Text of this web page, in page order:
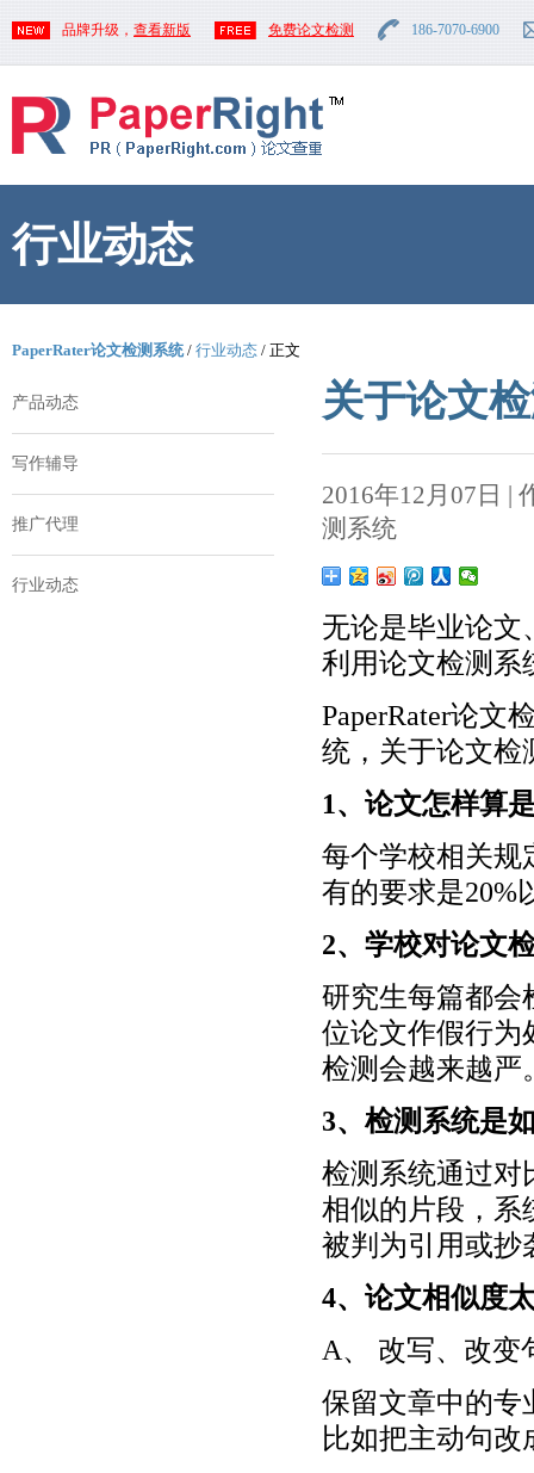
品牌升级， 查看新版 免费论文检测 186-7070-6900
行业动态
PaperRater论文检测系统/ 行业动态 / 正文
产品动态
写作辅导
推广代理
行业动态
关于论文
2016年12月07日 |
测系统
无论是毕业论文
利用论文检测系
PaperRater论文
统，关于论文检
1、 论文怎样算
每个学校相关规
有的要求是20%
2、学校对论文
研究生每篇都会
位论文作假行为
检测会越来越严
3、检测系统是
检测系统通过对
相似的片段，系
被判为引用或抄
4、论文相似度
A、 改写、改变
保留文章中的专
比如把主动句